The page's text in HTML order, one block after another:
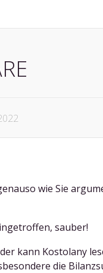
wie Sie
sauber!
kann Kostolany
die